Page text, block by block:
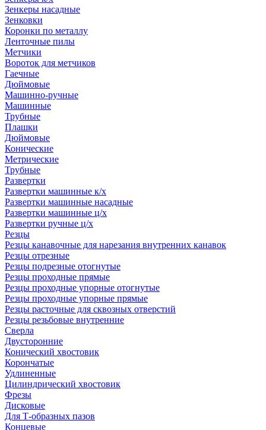
Зенкеры насадные
Зенковки
Коронки по металлу
Ленточные пилы
Метчики
Вороток для метчиков
Гаечные
Дюймовые
Машинно-ручные
Машинные
Трубные
Плашки
Дюймовые
Конические
Метрические
Трубные
Развертки
Развертки машинные к/х
Развертки машинные насадные
Развертки машинные ц/х
Развертки ручные ц/х
Резцы
Резцы канавочные для нарезания внутренних канавок
Резцы отрезные
Резцы подрезные отогнутые
Резцы проходные прямые
Резцы проходные упорные отогнутые
Резцы проходные упорные прямые
Резцы расточные для сквозных отверстий
Резцы резьбовые внутренние
Сверла
Двусторонние
Конический хвостовик
Корончатые
Удлиненные
Цилиндрический хвостовик
Фрезы
Дисковые
Для Т-образных пазов
Концевые